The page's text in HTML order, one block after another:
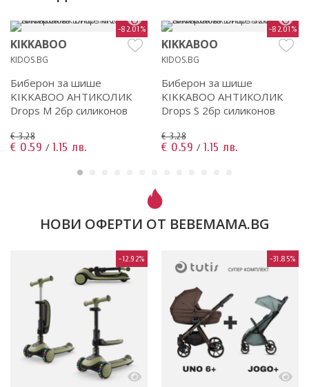
-82.01%
KIKKABOO
KIDOS.BG
Биберон за шише
KIKKABOO АНТИКОЛИК
Drops M 2бр силиконов
€ 3.28
€ 0.59 / 1.15 лв.
-82.01%
KIKKABOO
KIDOS.BG
Биберон за шише
KIKKABOO АНТИКОЛИК
Drops S 2бр силиконов
€ 3.28
€ 0.59 / 1.15 лв.
НОВИ ОФЕРТИ ОТ BEBEMAMA.BG
-12.92% -31.85%